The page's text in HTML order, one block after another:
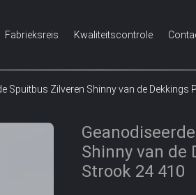
Fabrieksreis Kwaliteitscontrole
Spuitbus Zilveren Shinny van de Dekkings
Shinny van de
Strook 24 410